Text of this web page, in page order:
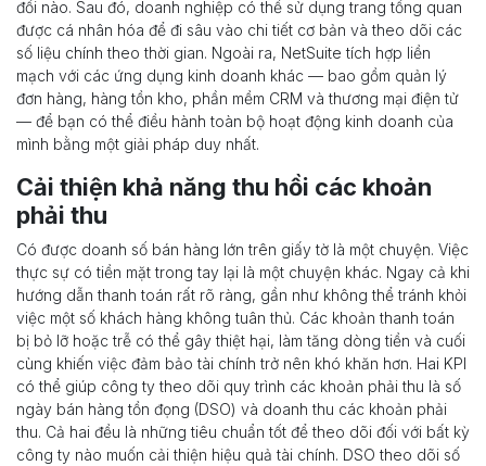
đổi nào. Sau đó, doanh nghiệp có thể sử dụng trang tổng quan
được cá nhân hóa để đi sâu vào chi tiết cơ bản và theo dõi các
số liệu chính theo thời gian. Ngoài ra, NetSuite tích hợp liền
mạch với các ứng dụng kinh doanh khác — bao gồm quản lý
đơn hàng, hàng tồn kho, phần mềm CRM và thương mại điện tử
— để bạn có thể điều hành toàn bộ hoạt động kinh doanh của
mình bằng một giải pháp duy nhất.
Cải thiện khả năng thu hồi các khoản
phải thu
Có được doanh số bán hàng lớn trên giấy tờ là một chuyện. Việc
thực sự có tiền mặt trong tay lại là một chuyện khác. Ngay cả khi
hướng dẫn thanh toán rất rõ ràng, gần như không thể tránh khỏi
việc một số khách hàng không tuân thủ. Các khoản thanh toán
bị bỏ lỡ hoặc trễ có thể gây thiệt hại, làm tăng dòng tiền và cuối
cùng khiến việc đảm bảo tài chính trở nên khó khăn hơn. Hai KPI
có thể giúp công ty theo dõi quy trình các khoản phải thu là số
ngày bán hàng tồn đọng (DSO) và doanh thu các khoản phải
thu. Cả hai đều là những tiêu chuẩn tốt để theo dõi đối với bất kỳ
công ty nào muốn cải thiện hiệu quả tài chính. DSO theo dõi số